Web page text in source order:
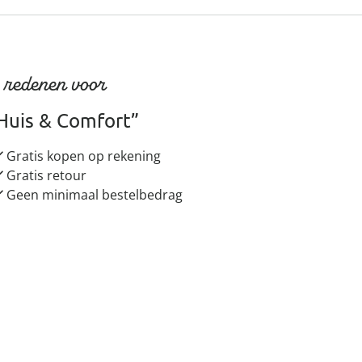
voor
& Comfort”
Gratis kopen op rekening
Gratis retour
Geen minimaal bestelbedrag